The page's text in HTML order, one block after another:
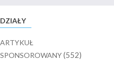
DZIAŁY
ARTYKUŁ
SPONSOROWANY(552)